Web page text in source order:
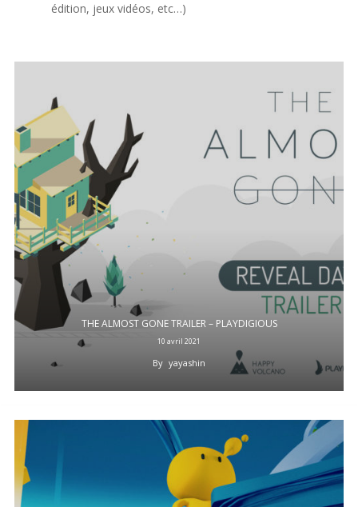
édition, jeux vidéos, etc…)
THE ALMOST GONE TRAILER – PLAYDIGIOUS
10 avril 2021
By yayashin